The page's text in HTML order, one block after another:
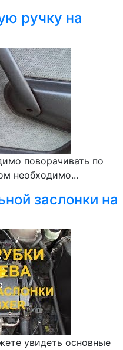
ручку на
поворачивать по
необходимо...
заслонки на
увидеть основные